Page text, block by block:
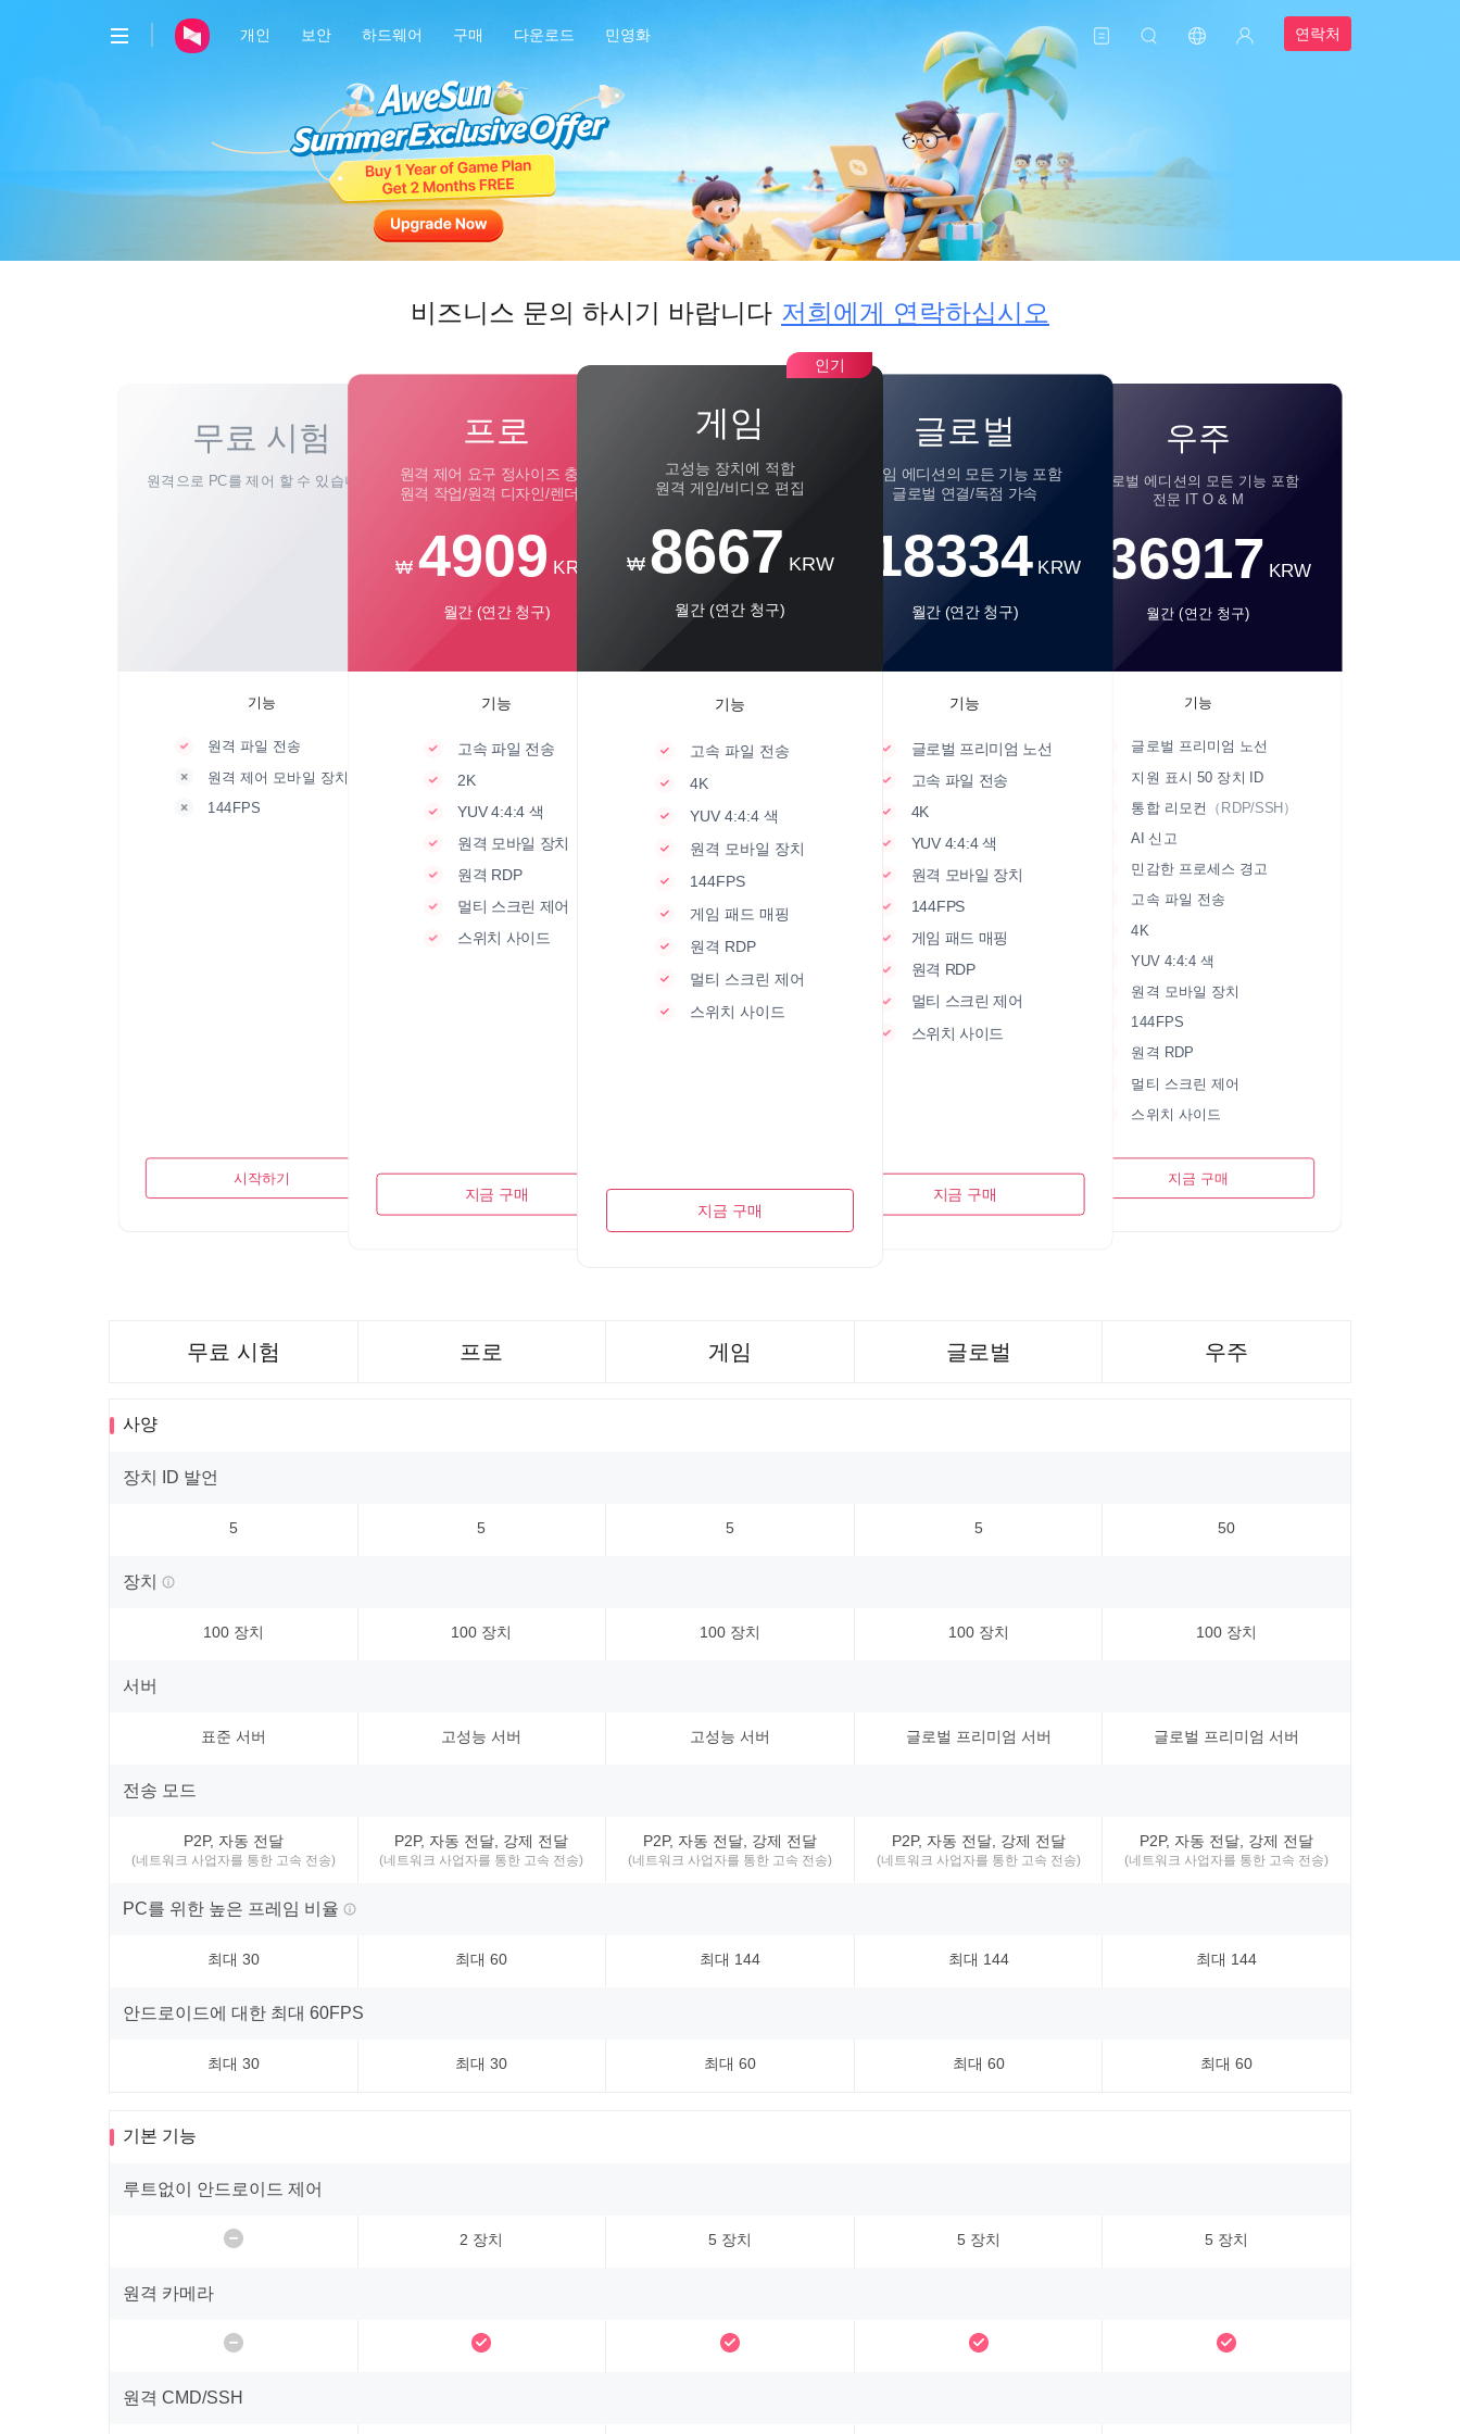
개인 보안 하드웨어 구매 다운로드 민영화
AweSun · 원격 제어
AweSeed · SD-WAN
연락처
비즈니스 문의 하시기 바랍니다 저희에게 연락하십시오
무료 시험
원격으로 PC를 제어 할 수 있습니다.
기능
원격 파일 전송
원격 제어 모바일 장치
144FPS
시작하기
프로
원격 제어 요구 정사이즈 충족
원격 작업/원격 디자인/렌더링
₩ 4909 KRW
월간 (연간 청구)
기능
고속 파일 전송
2K
YUV 4:4:4 색
원격 모바일 장치
원격 RDP
멀티 스크린 제어
스위치 사이드
지금 구매
인기
게임
고성능 장치에 적합
원격 게임/비디오 편집
₩ 8667 KRW
월간 (연간 청구)
기능
고속 파일 전송
4K
YUV 4:4:4 색
원격 모바일 장치
144FPS
게임 패드 매핑
원격 RDP
멀티 스크린 제어
스위치 사이드
지금 구매
글로벌
게임 에디션의 모든 기능 포함
글로벌 연결/독점 가속
18334 KRW
월간 (연간 청구)
기능
글로벌 프리미엄 노선
고속 파일 전송
4K
YUV 4:4:4 색
원격 모바일 장치
144FPS
게임 패드 매핑
원격 RDP
멀티 스크린 제어
스위치 사이드
지금 구매
우주
글로벌 에디션의 모든 기능 포함
전문 IT O & M
36917 KRW
월간 (연간 청구)
기능
글로벌 프리미엄 노선
지원 표시 50 장치 ID
통합 리모컨 （RDP/SSH）
AI 신고
민감한 프로세스 경고
고속 파일 전송
4K
YUV 4:4:4 색
원격 모바일 장치
144FPS
원격 RDP
멀티 스크린 제어
스위치 사이드
지금 구매
무료 시험 프로 게임 글로벌 우주
사양
장치 ID 발언
5 5 5 5 50
장치
100 장치 100 장치 100 장치 100 장치 100 장치
서버
표준 서버 고성능 서버 고성능 서버 글로벌 프리미엄 서버 글로벌 프리미엄 서버
전송 모드
P2P, 자동 전달
(네트워크 사업자를 통한 고속 전송)
P2P, 자동 전달, 강제 전달
(네트워크 사업자를 통한 고속 전송)
P2P, 자동 전달, 강제 전달
(네트워크 사업자를 통한 고속 전송)
P2P, 자동 전달, 강제 전달
(네트워크 사업자를 통한 고속 전송)
P2P, 자동 전달, 강제 전달
(네트워크 사업자를 통한 고속 전송)
PC를 위한 높은 프레임 비율
최대 30 최대 60 최대 144 최대 144 최대 144
안드로이드에 대한 최대 60FPS
최대 30 최대 30 최대 60 최대 60 최대 60
기본 기능
루트없이 안드로이드 제어
2 장치 5 장치 5 장치 5 장치
원격 카메라
원격 CMD/SSH